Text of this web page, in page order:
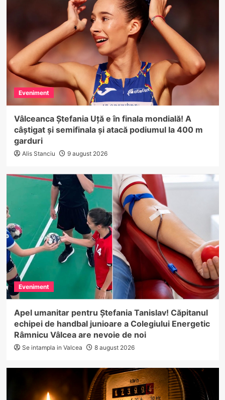
Eveniment
Vâlceanca Ștefania Uță e în finala mondială! A
câștigat și semifinala și atacă podiumul la 400 m
garduri
Alis Stanciu 9 august 2026
Eveniment
Apel umanitar pentru Ștefania Tanislav! Căpitanul
echipei de handbal junioare a Colegiului Energetic
Râmnicu Vâlcea are nevoie de noi
Se intampla in Valcea 8 august 2026